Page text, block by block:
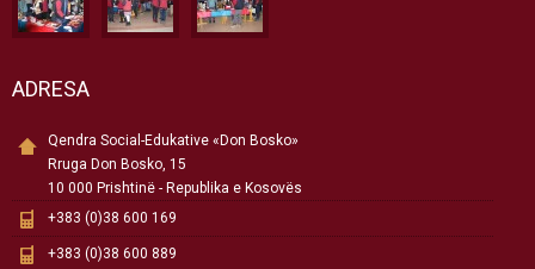
ADRESA
Qendra Social-Edukative «Don Bosko»
Rruga Don Bosko, 15
10 000 Prishtinë - Republika e Kosovës
+383 (0)38 600 169
+383 (0)38 600 889